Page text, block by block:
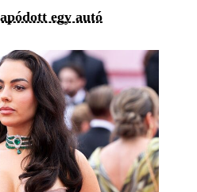
egy autó